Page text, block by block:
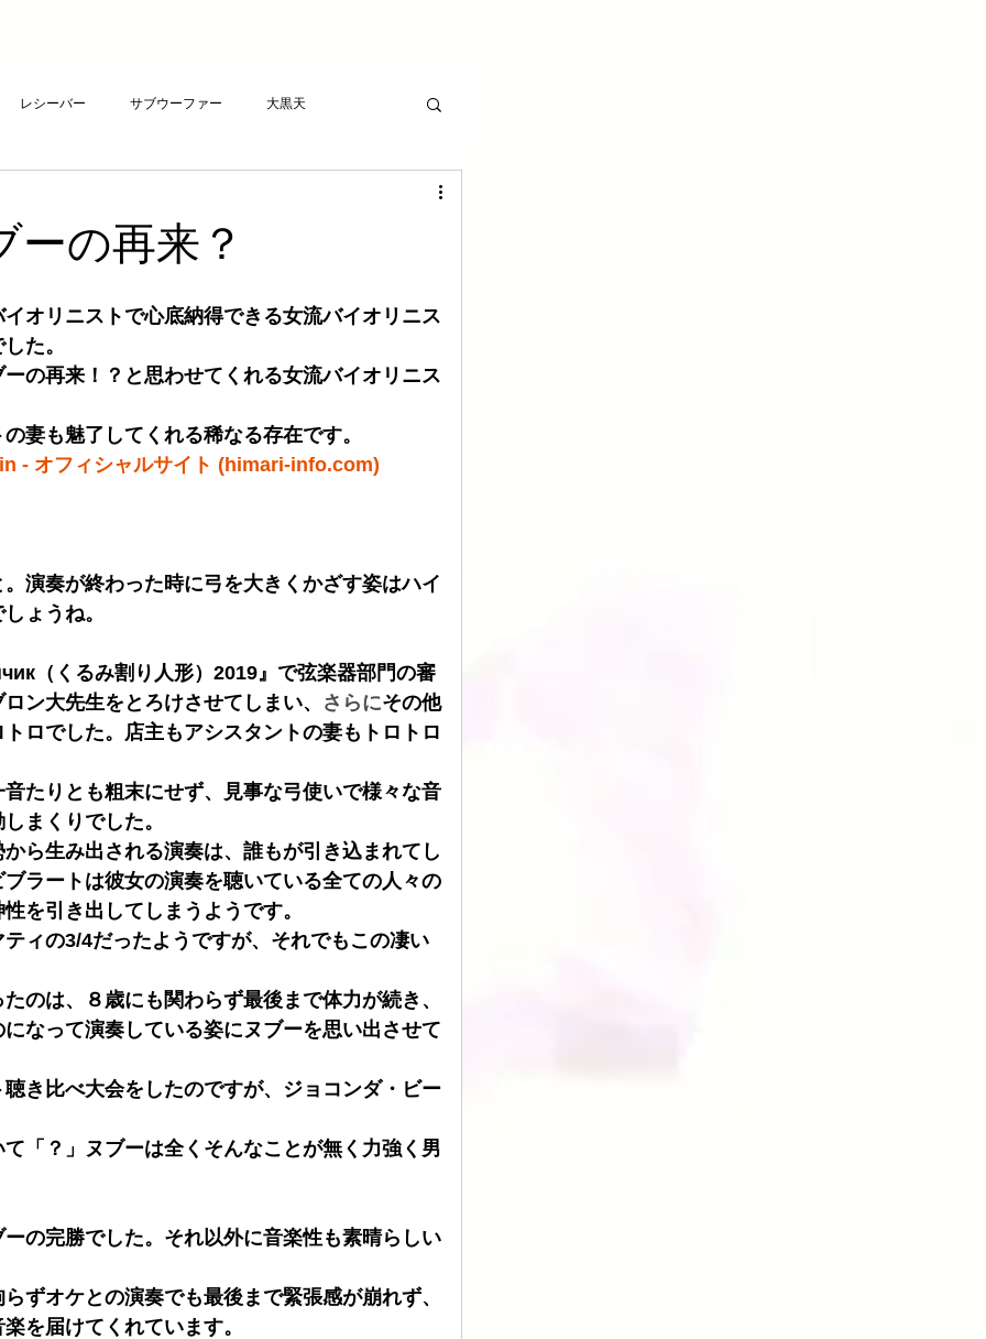
レシーバー サブウーファー 大黒天
バスター 新素材チューニング アンプ
LSエボニーパッド ダイヤモンドLSエボニーパッド
ーの再来？
オリニストで心底納得できる女流バイオリニス
た。
の再来！？と思わせてくれる女流バイオリニス
妻も魅了してくれる稀なる存在です。
- オフィシャルサイト (himari-info.com)
演奏が終わった時に弓を大きくかざす姿はハイ
ょうね。
（くるみ割り人形）2019』で弦楽器部門の審
ン大先生をとろけさせてしまい、 さらにその他
ロでした。店主もアシスタントの妻もトロトロ
たりとも粗末にせず、見事な弓使いで様々な音
まくりでした。
ら生み出される演奏は、誰もが引き込まれてし
ラートは彼女の演奏を聴いている全ての人々の
を引き出してしまうようです。
ティの3/4だったようですが、それでもこの凄い
のは、８歳にも関わらず最後まで体力が続き、
なって演奏している姿にヌブーを思い出させて
き比べ大会をしたのですが、ジョコンダ・ビー
「？」ヌブーは全くそんなことが無く力強く男
の完勝でした。それ以外に音楽性も素晴らしい
ずオケとの演奏でも最後まで緊張感が崩れず、
を届けてくれています。